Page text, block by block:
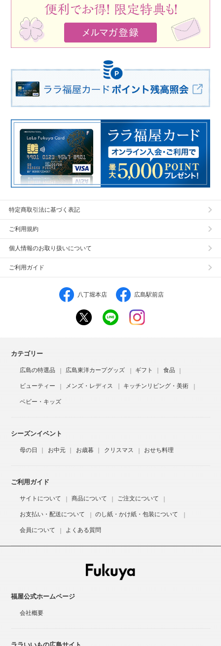
特定商取引法に基づく表記
ご利用規約
個人情報のお取り扱いについて
ご利用ガイド
八丁堀本店 広島駅前店
カテゴリー
広島の特選品 広島東洋カープグッズ ギフト 食品
ビューティー メンズ・レディス キッチンリビング・美術
ベビー・キッズ
シーズンイベント
母の日 お中元 お歳暮 クリスマス おせち料理
ご利用ガイド
サイトについて 商品について ご注文について
お支払い・配送について のし紙・かけ紙・包装について
会員について よくある質問
福屋公式ホームページ
会社概要